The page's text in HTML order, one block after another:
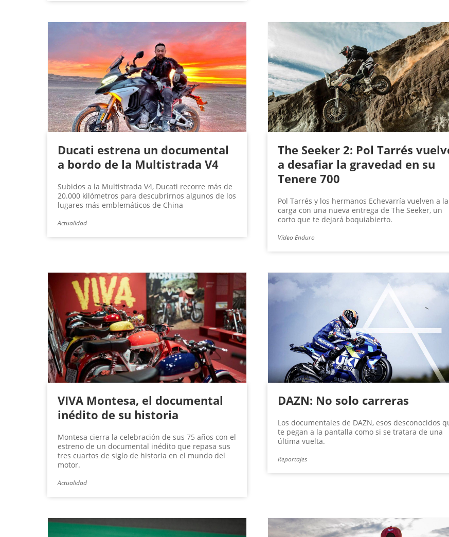
Ducati estrena un documental
a bordo de la Multistrada V4
Subidos a la Multistrada V4, Ducati recorre más de
20.000 kilómetros para descubrirnos algunos de los
lugares más emblemáticos de China
Actualidad
The Seeker 2: Pol Tarrés
a desafiar la gravedad en su
Tenere 700
Pol Tarrés y los hermanos Echevarría vuelven a la
carga con una nueva entrega de The Seeker, un
corto que te dejará boquiabierto.
Vídeo Enduro
VIVA Montesa, el documental
inédito de su historia
Montesa cierra la celebración de sus 75 años con el
estreno de un documental inédito que repasa sus
tres cuartos de siglo de historia en el mundo del
motor.
Actualidad
DAZN: No solo carreras
Los documentales de DAZN, esos desconocidos
te pegan a la pantalla como si se tratara de una
última vuelta.
Reportajes